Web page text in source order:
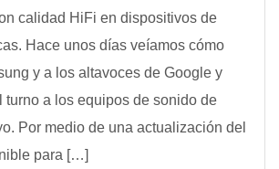
calidad HiFi en dispositivos de
Hace unos días veíamos cómo
y a los altavoces de Google y
turno a los equipos de sonido de
Por medio de una actualización del
para […]